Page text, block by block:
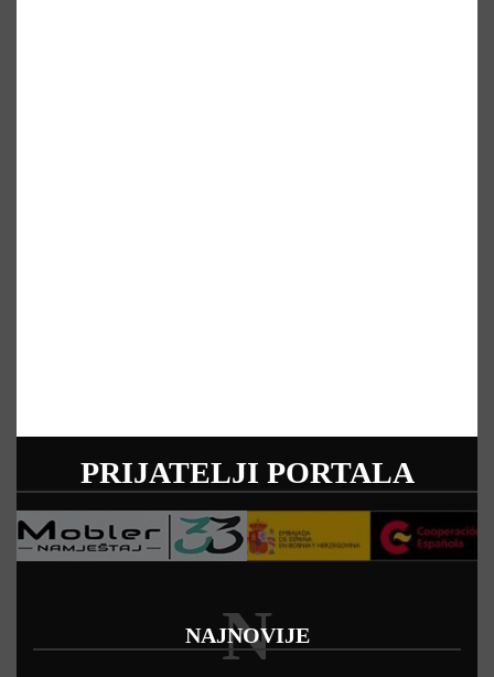
PRIJATELJI PORTALA
NAJNOVIJE
N